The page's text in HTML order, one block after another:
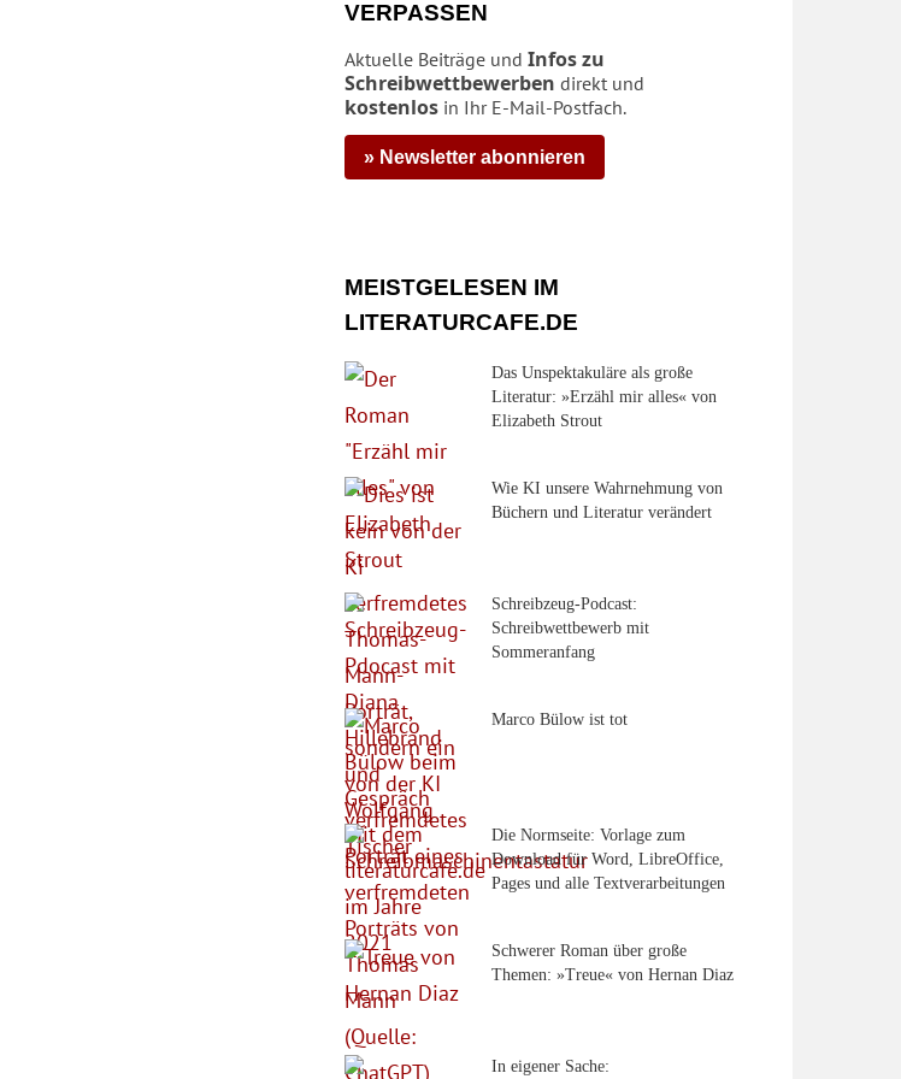
VERPASSEN
Aktuelle Beiträge und Infos zu
Schreibwettbewerben direkt und
kostenlos in Ihr E-Mail-Postfach.
» Newsletter abonnieren
MEISTGELESEN IM
LITERATURCAFE.DE
Das Unspektakuläre als große
Literatur: »Erzähl mir alles« von
Elizabeth Strout
Wie KI unsere Wahrnehmung von
Büchern und Literatur verändert
Schreibzeug-Podcast:
Schreibwettbewerb mit
Sommeranfang
Marco Bülow ist tot
Die Normseite: Vorlage zum
Download für Word, LibreOffice,
Pages und alle Textverarbeitungen
Schwerer Roman über große
Themen: »Treue« von Hernan Diaz
In eigener Sache: